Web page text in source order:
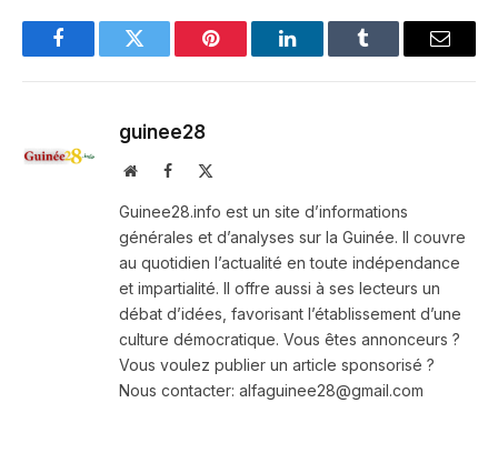
FacebookTwitter Pinterest LinkedInTumblr Email
guinee28
WebsiteFacebook
Guinee28.info est un site d’informations
générales et d’analyses sur la Guinée. Il couvre
au quotidien l’actualité en toute indépendance
et impartialité. Il offre aussi à ses lecteurs un
débat d’idées, favorisant l’établissement d’une
culture démocratique. Vous êtes annonceurs ?
Vous voulez publier un article sponsorisé ?
Nous contacter: alfaguinee28@gmail.com